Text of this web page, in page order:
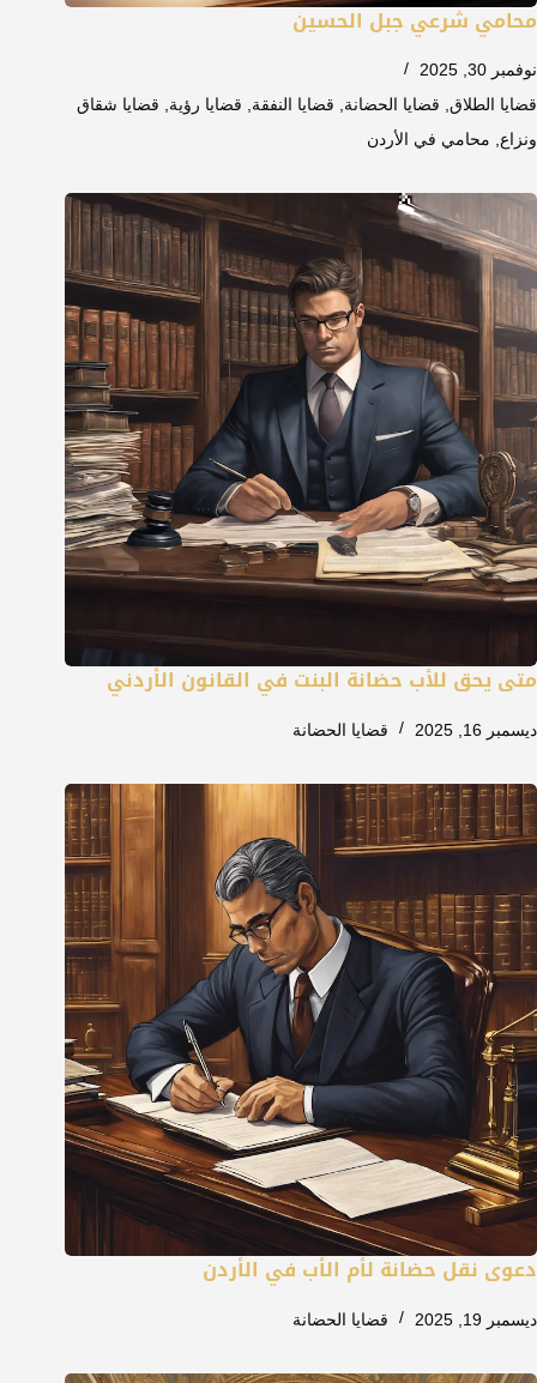
محامي شرعي جبل الحسين
نوفمبر 30, 2025
قضايا الطلاق, قضايا الحضانة, قضايا النفقة, قضايا رؤية, قضايا شقاق
ونزاع, محامي في الأردن
متى يحق للأب حضانة البنت في القانون الأردني
ديسمبر 16, 2025 قضايا الحضانة
دعوى نقل حضانة لأم الأب في الأردن
ديسمبر 19, 2025 قضايا الحضانة